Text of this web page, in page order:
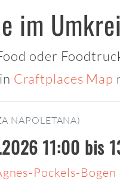
im
oder
Craftplaces Map
NAPOLETANA)
11:00 bis
Pockels-